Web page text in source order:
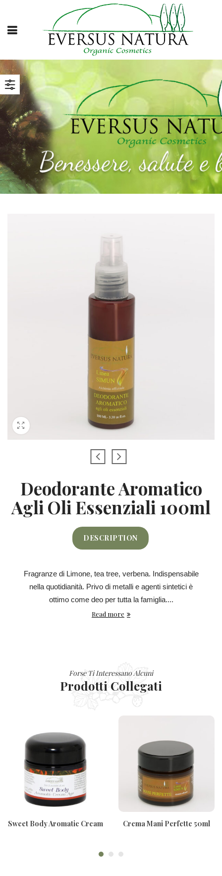
Deodorante Aromatico
Agli Oli Essenziali 100ml
DESCRIPTION
Fragranze di Limone, tea tree, verbena. Indispensabile
nella quotidianità. Privo di metalli e agenti sintetici è
ottimo come deo per tutta la famiglia....
Read more
Forse Ti Interessano Alcuni
Prodotti Collegati
Sweet Body Aromatic Cream
Crema Mani Perfette 50ml